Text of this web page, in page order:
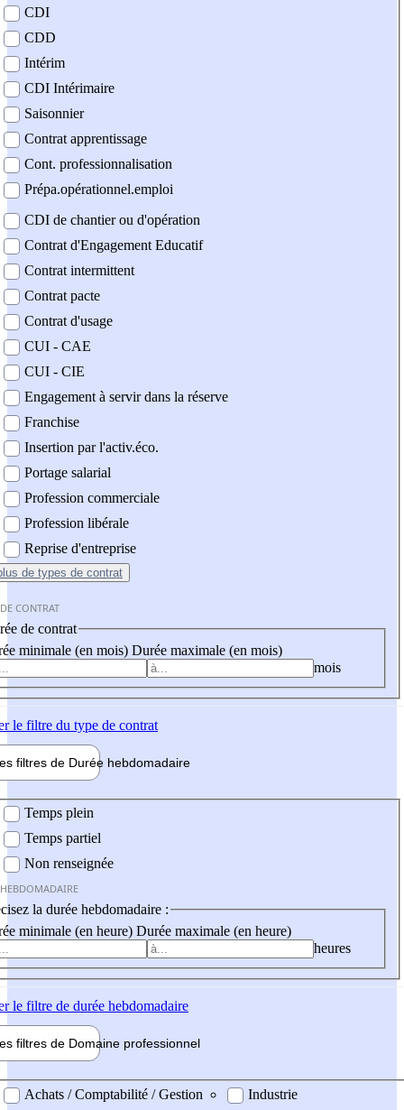
contrat
CDI
CDD
Intérim
CDI Intérimaire
Saisonnier
Contrat apprentissage
Cont. professionnalisation
Prépa.opérationnel.emploi
CDI de chantier ou d'opération
Contrat d'Engagement Educatif
Contrat intermittent
Contrat pacte
Contrat d'usage
CUI - CAE
CUI - CIE
Engagement à servir dans la réserve
Franchise
Insertion par l'activ.éco.
Portage salarial
Profession commerciale
Profession libérale
Reprise d'entreprise
de types de contrat
CONTRAT
de contrat
minimale (en mois) Durée maximale (en mois)
mois
le filtre du type de contrat
filtres de Durée hebdomadaire
Temps plein
Temps partiel
Non renseignée
la durée hebdomadaire :
minimale (en heure) Durée maximale (en heure)
heures
le filtre de durée hebdomadaire
filtres de Domaine professionnel
professionel
Achats / Comptabilité / Gestion
Industrie